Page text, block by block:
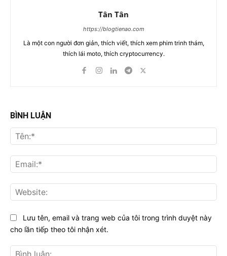
Tân Tân
https://blogtienao.com
Là một con người đơn giản, thích viết, thích xem phim trinh thám,
thích lái moto, thích cryptocurrency.
BÌNH LUẬN
Lưu tên, email và trang web của tôi trong trình duyệt này
cho lần tiếp theo tôi nhận xét.